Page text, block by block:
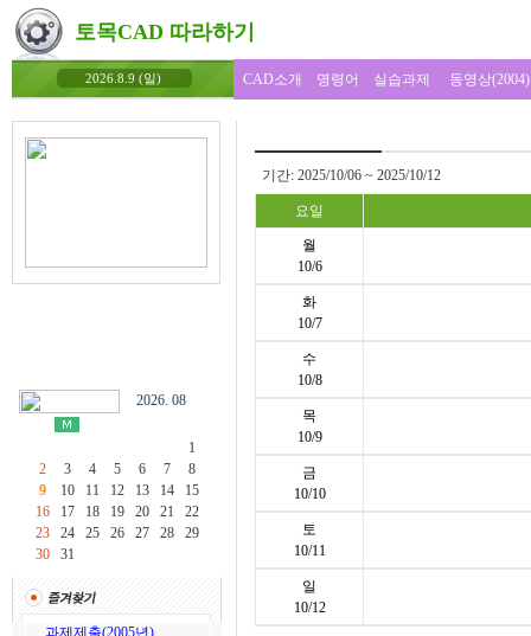
토목CAD 따라하기
2026.8.9 (일) CAD소개 명령어 실습과제 동영상(2004)
2026. 08
1
2
3 4 5 6 7
8
9
10 11 12 13 14
15
16
17 18 19 20 21
22
23
24 25 26 27 28
29
30
31
기간: 2025/10/06 ~ 2025/10/12
요일
월
10/6
화
10/7
수
10/8
목
10/9
금
10/10
토
10/11
일
10/12